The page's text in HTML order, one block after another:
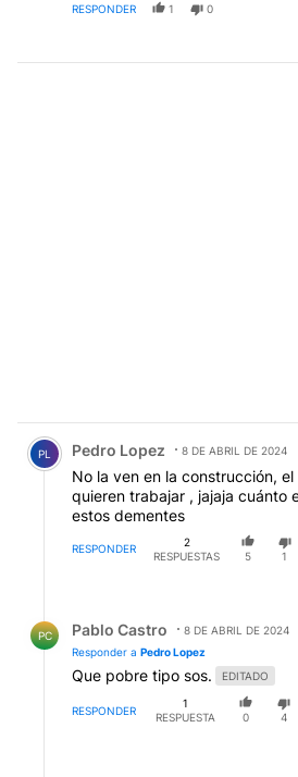
RESPONDER 1 0
Comentario de Pedro Lopez.
PL Pedro Lopez 8 DE ABRIL DE 2024
No la ven en la construcción,
quieren trabajar , jajaja cuánto
estos dementes
RESPONDER
2
RESPUESTAS
5 1
PC Pablo Castro
8 DE ABRIL DE 2024
Responder a Pedro Lopez
Que pobre tipo sos. EDITADO
RESPONDER
1
RESPUESTA
0 4